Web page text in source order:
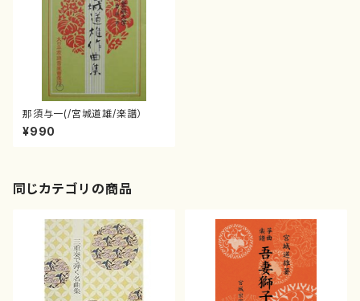
那須与一(/宮城道雄/楽譜）
¥990
同じカテゴリの商品